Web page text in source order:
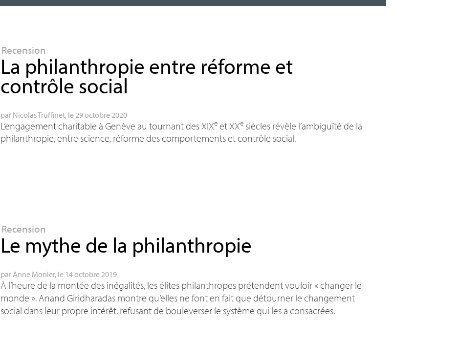
Recension
La philanthropie entre réforme et
contrôle social
par Nicolas Truffinet, le 29 octobre 2020
L’engagement charitable à Genève au tournant des XIXe et XXe siècles révèle l’ambiguïté de la
philanthropie, entre science, réforme des comportements et contrôle social.
Recension
Le mythe de la philanthropie
parAnne Monier, le 14 octobre 2019
À l’heure de la montée des inégalités, les élites philanthropes prétendent vouloir « changer le
monde ». Anand Giridharadas montre qu’elles ne font en fait que détourner le changement
social dans leur propre intérêt, refusant de bouleverser le système qui les a consacrées.